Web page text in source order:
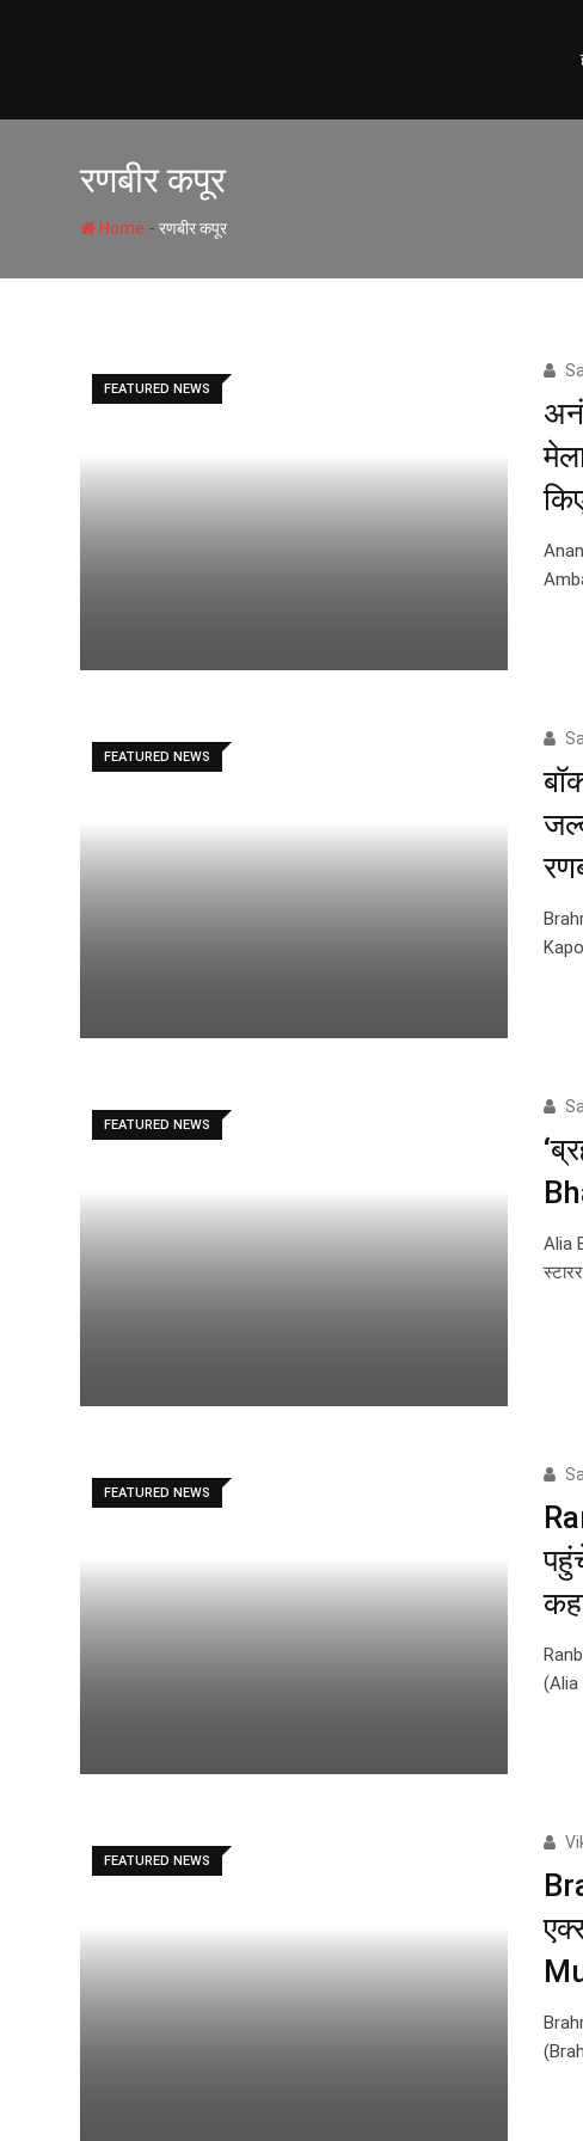
रणबीर कपूर
Home - रणबीर कपूर
FEATURED NEWS
FEATURED NEWS
FEATURED NEWS
Alia
FEATURED NEWS
(Alia
FEATURED NEWS